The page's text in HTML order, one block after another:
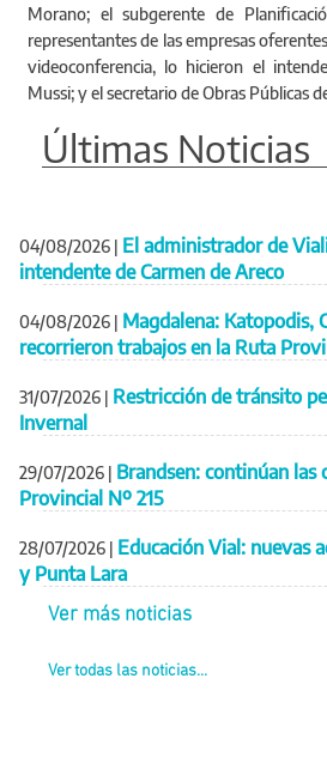
Morano; el subgerente de
representantes de las empresas
videoconferencia, lo hicieron el
Mussi; y el secretario de Obras Públicas
Últimas Noticias
04/08/2026 | El administrador de
intendente de Carmen de Areco
04/08/2026 | Magdalena: Katopodis,
recorrieron trabajos en la Ruta
31/07/2026 | Restricción de tránsito
Invernal
29/07/2026 | Brandsen: continúan las
Provincial Nº 215
28/07/2026 | Educación Vial: nuevas
y Punta Lara
Ver más noticias
Ver todas las noticias...